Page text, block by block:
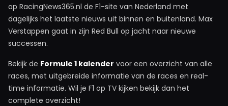
op RacingNews365.nl de F1-site van Nederland met
dagelijks het laatste nieuws uit binnen en buitenland. Max
Verstappen gaat in zijn Red Bull op jacht naar nieuwe
successen.
Bekijk de Formule 1 kalender voor een overzicht van alle
races, met uitgebreide informatie van de races en real-
time informatie. Wil je F1 op TV kijken bekijk dan het
complete overzicht!